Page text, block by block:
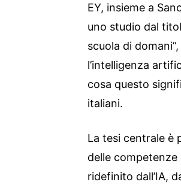
EY, insieme a
uno studio dal
scuola di
l’intelligenza
cosa questo
italiani.
La tesi centrale è
delle
ridefinito dall’IA,